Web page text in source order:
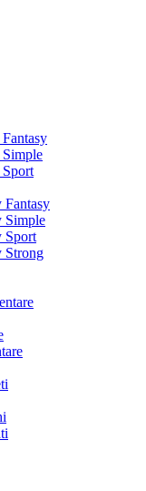
Fantasy
Simple
Sport
Strong